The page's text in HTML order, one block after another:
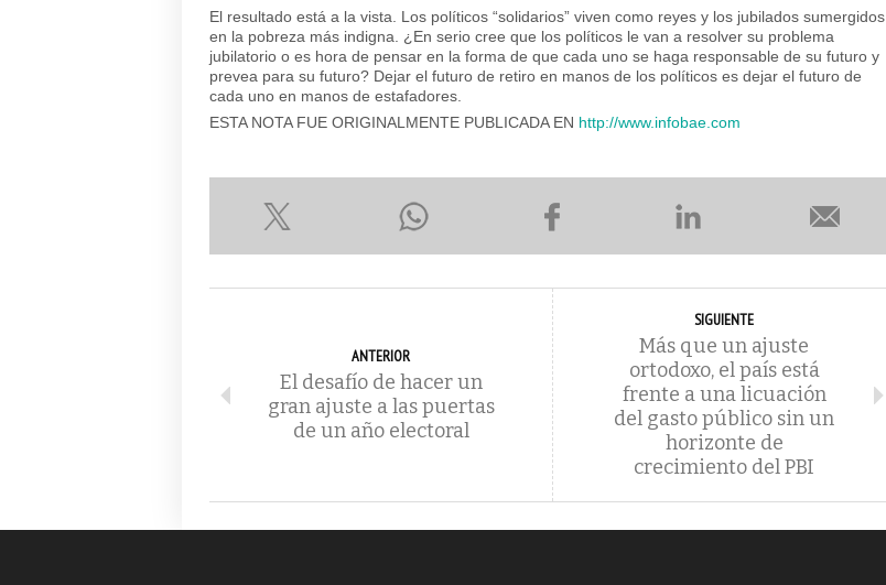
El resultado está a la vista. Los políticos “solidarios” viven como reyes y los jubilados sumergidos
en la pobreza más indigna. ¿En serio cree que los políticos le van a resolver su problema
jubilatorio o es hora de pensar en la forma de que cada uno se haga responsable de su futuro y
prevea para su futuro? Dejar el futuro de retiro en manos de los políticos es dejar el futuro de
cada uno en manos de estafadores.
ESTA NOTA FUE ORIGINALMENTE PUBLICADA EN http://www.infobae.com
ANTERIOR
El desafío de hacer un
gran ajuste a las puertas
de un año electoral
SIGUIENTE
Más que un ajuste
ortodoxo, el país está
frente a una licuación
del gasto público sin un
horizonte de
crecimiento del PBI